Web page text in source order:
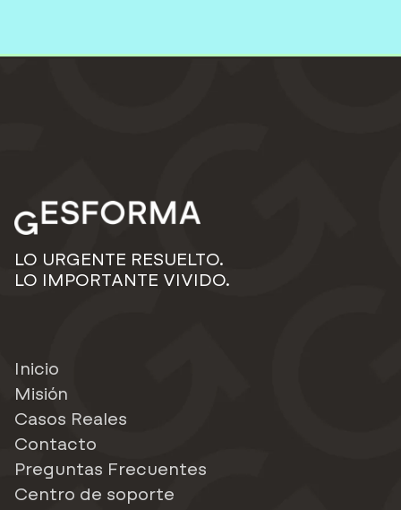
LO URGENTE RESUELTO.
LO IMPORTANTE VIVIDO.
Inicio
Misión
Casos Reales
Contacto
Preguntas Frecuentes
Centro de soporte